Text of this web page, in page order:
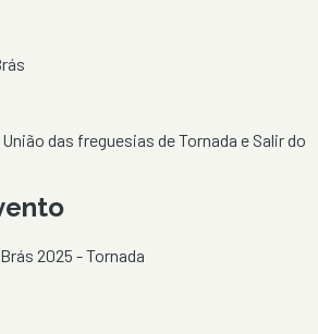
das freguesias de Tornada e Salir do
2025 - Tornada